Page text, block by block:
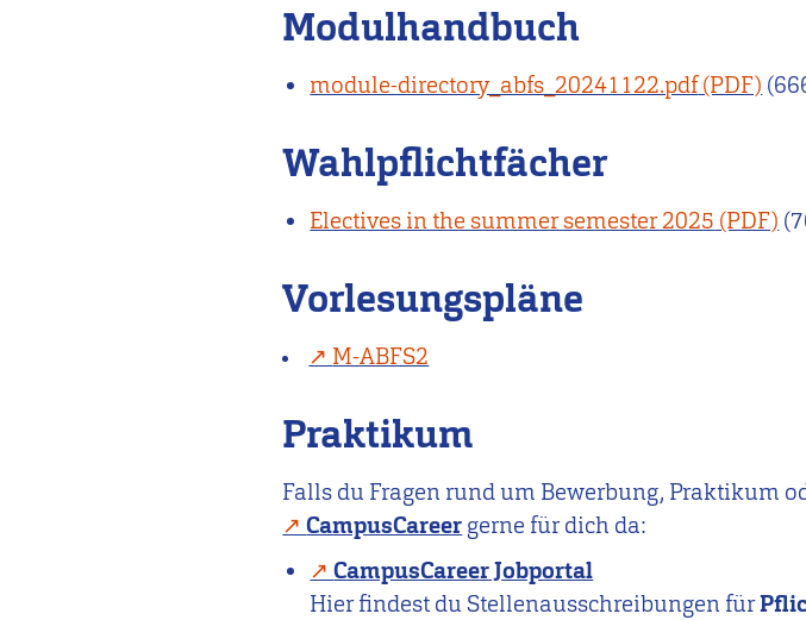
Modulhandbuch
module-directory_abfs_20241122.pdf
Wahlpflichtfächer
Electives in the summer semester 2025
Vorlesungspläne
M-ABFS2
Praktikum
Falls du Fragen rund um Bewerbung, Praktikum
CampusCareer gerne für dich da:
CampusCareer Jobportal
Hier findest du Stellenausschreibungen für